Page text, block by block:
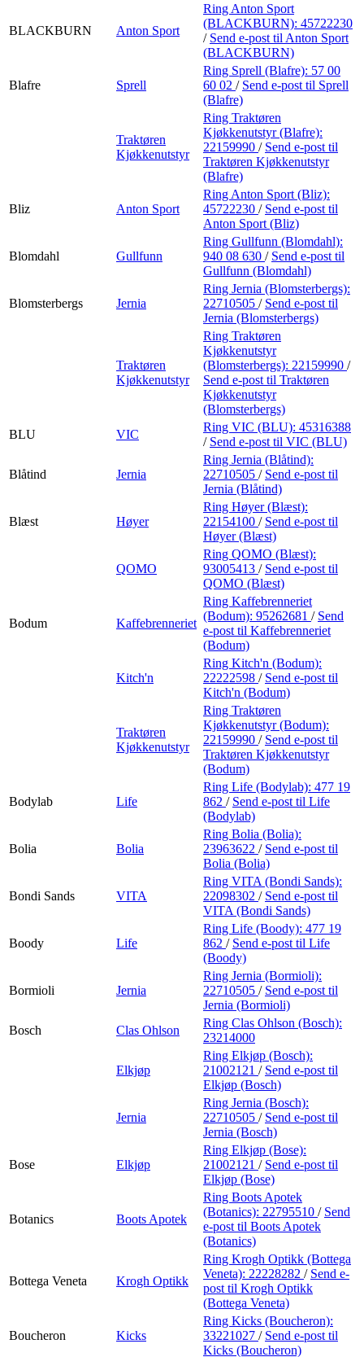
BLACKBURN Anton Sport
Ring Anton Sport
(BLACKBURN): 45722230
/ Send e-post til Anton Sport
(BLACKBURN)
Blafre Sprell
Ring Sprell (Blafre): 57 00
60 02 / Send e-post til Sprell
(Blafre)
Traktøren
Kjøkkenutstyr
Ring Traktøren
Kjøkkenutstyr (Blafre):
22159990 / Send e-post til
Traktøren Kjøkkenutstyr
(Blafre)
Bliz Anton Sport
Ring Anton Sport (Bliz):
45722230 / Send e-post til
Anton Sport (Bliz)
Blomdahl Gullfunn
Ring Gullfunn (Blomdahl):
940 08 630 / Send e-post til
Gullfunn (Blomdahl)
Blomsterbergs Jernia
Ring Jernia (Blomsterbergs):
22710505 / Send e-post til
Jernia (Blomsterbergs)
Traktøren
Kjøkkenutstyr
Ring Traktøren
Kjøkkenutstyr
(Blomsterbergs): 22159990 /
Send e-post til Traktøren
Kjøkkenutstyr
(Blomsterbergs)
BLU
VIC
Ring VIC (BLU): 45316388
/ Send e-post til VIC (BLU)
Blåtind Jernia
Ring Jernia (Blåtind):
22710505 / Send e-post til
Jernia (Blåtind)
Blæst Høyer
Ring Høyer (Blæst):
22154100 / Send e-post til
Høyer (Blæst)
QOMO
Ring QOMO (Blæst):
93005413 / Send e-post til
QOMO (Blæst)
Bodum Kaffebrenneriet
Ring Kaffebrenneriet
(Bodum): 95262681 / Send
e-post til Kaffebrenneriet
(Bodum)
Kitch'n
Ring Kitch'n (Bodum):
22222598 / Send e-post til
Kitch'n (Bodum)
Traktøren
Kjøkkenutstyr
Ring Traktøren
Kjøkkenutstyr (Bodum):
22159990 / Send e-post til
Traktøren Kjøkkenutstyr
(Bodum)
Bodylab Life
Ring Life (Bodylab): 477 19
862 / Send e-post til Life
(Bodylab)
Bolia Bolia
Ring Bolia (Bolia):
23963622 / Send e-post til
Bolia (Bolia)
Bondi Sands VITA
Ring VITA (Bondi Sands):
22098302 / Send e-post til
VITA (Bondi Sands)
Boody Life
Ring Life (Boody): 477 19
862 / Send e-post til Life
(Boody)
Bormioli Jernia
Ring Jernia (Bormioli):
22710505 / Send e-post til
Jernia (Bormioli)
Bosch
Clas Ohlson
Ring Clas Ohlson (Bosch):
23214000
Elkjøp
Ring Elkjøp (Bosch):
21002121 / Send e-post til
Elkjøp (Bosch)
Jernia
Ring Jernia (Bosch):
22710505 / Send e-post til
Jernia (Bosch)
Bose Elkjøp
Ring Elkjøp (Bose):
21002121 / Send e-post til
Elkjøp (Bose)
Botanics Boots Apotek
Ring Boots Apotek
(Botanics): 22795510 / Send
e-post til Boots Apotek
(Botanics)
Bottega Veneta Krogh Optikk
Ring Krogh Optikk (Bottega
Veneta): 22228282 / Send e-
post til Krogh Optikk
(Bottega Veneta)
Boucheron Kicks
Ring Kicks (Boucheron):
33221027 / Send e-post til
Kicks (Boucheron)